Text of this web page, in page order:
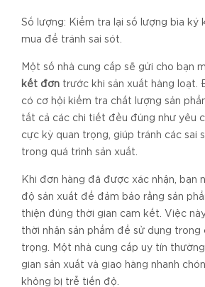
Số lượng: Kiểm tra lại số lượng bìa ký
mua để tránh sai sót.
Một số nhà cung cấp sẽ gửi cho bạn
kết đơn trước khi sản xuất hàng loạt.
có cơ hội kiểm tra chất lượng sản
tất cả các chi tiết đều đúng như yêu
cực kỳ quan trọng, giúp tránh các sai
trong quá trình sản xuất.
Khi đơn hàng đã được xác nhận, bạn
độ sản xuất để đảm bảo rằng sản
thiện đúng thời gian cam kết. Việc
thời nhận sản phẩm để sử dụng trong
trọng. Một nhà cung cấp uy tín
gian sản xuất và giao hàng nhanh
không bị trễ tiến độ.